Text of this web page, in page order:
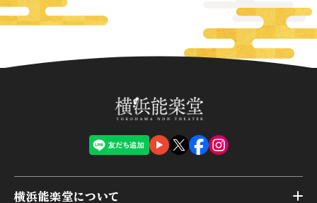
横浜能楽堂について